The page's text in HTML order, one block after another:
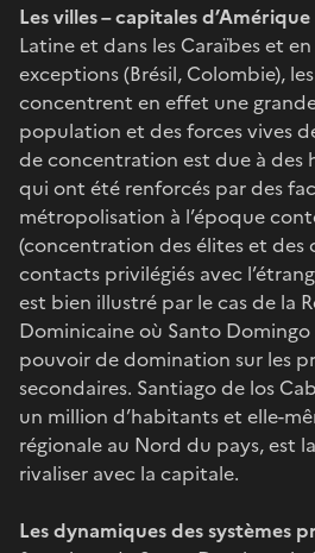
Les villes – capitales
Latine et dans les Caraïbes et
exceptions (Brésil, Colombie),
concentrent en effet une
population et des forces vives
de concentration est due à des
qui ont été renforcés par des
métropolisation à l’époque
(concentration des élites et des
contacts privilégiés avec
est bien illustré par le cas de la
Dominicaine où Santo
pouvoir de domination sur les
secondaires. Santiago de los
un million d’habitants et elle-
régionale au Nord du pays, est
rivaliser avec la capitale.
Les dynamiques des systèmes